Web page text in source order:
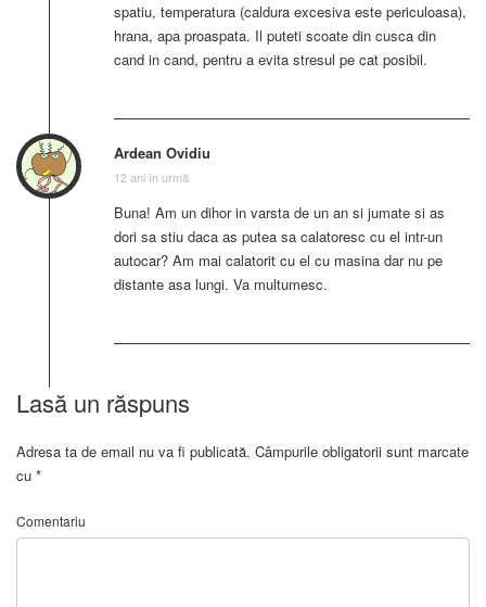
spatiu, temperatura (caldura excesiva este periculoasa),
hrana, apa proaspata. Il puteti scoate din cusca din
cand in cand, pentru a evita stresul pe cat posibil.
Ardean Ovidiu
12 ani în urmă
Buna! Am un dihor in varsta de un an si jumate si as
dori sa stiu daca as putea sa calatoresc cu el intr-un
autocar? Am mai calatorit cu el cu masina dar nu pe
distante asa lungi. Va multumesc.
Lasă un răspuns
Adresa ta de email nu va fi publicată. Câmpurile obligatorii sunt marcate
cu *
Comentariu